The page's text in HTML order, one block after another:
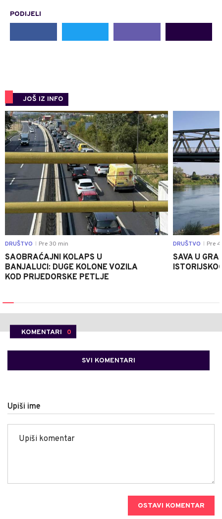
PODIJELI
JOŠ IZ INFO
0
DRUŠTVO Pre 30 min
SAOBRAĆAJNI KOLAPS U
BANJALUCI: DUGE KOLONE VOZILA
KOD PRIJEDORSKE PETLJE
DRUŠTVO Pre
SAVA U
KOMENTARI 0
SVI KOMENTARI
Upiši ime
OSTAVI KOMENTAR